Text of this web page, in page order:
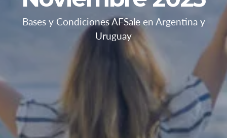
Bases y Condiciones AFSale en Argentina y
Uruguay